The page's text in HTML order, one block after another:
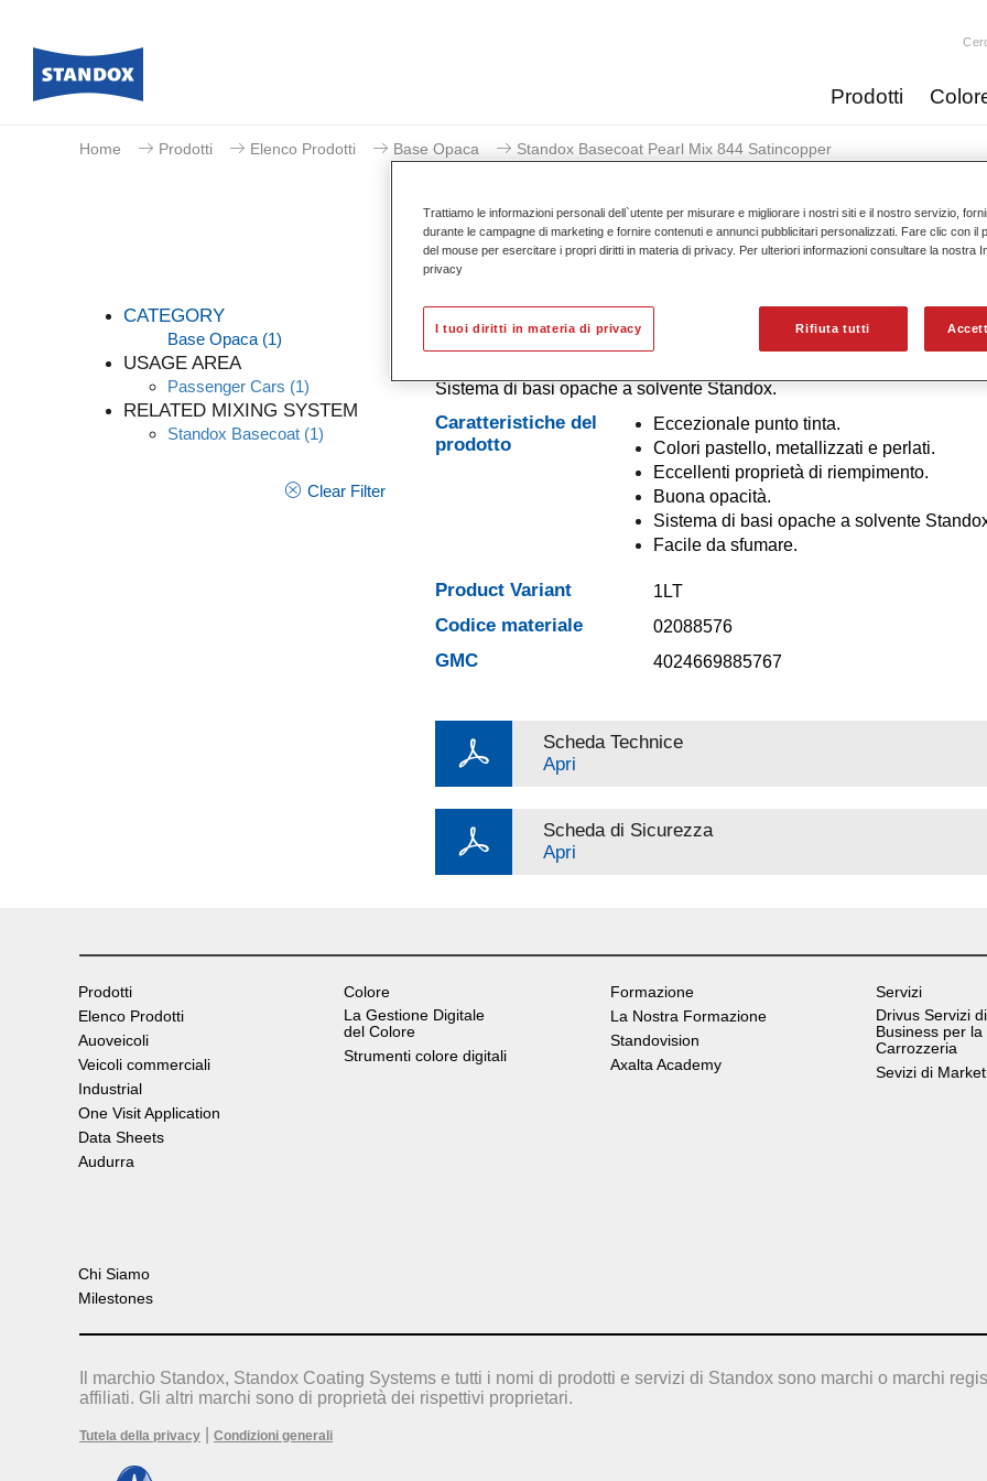
Prodotti
Home Prodotti Elenco Prodotti Base Opaca Standox Basecoat Pearl Mix 844 Satincopper
CATEGORY
Base Opaca (1)
USAGE AREA
Passenger Cars (1)
RELATED MIXING SYSTEM
Standox Basecoat (1)
Clear Filter
Standox Basecoat Pearl
Sistema di basi opache a solvente Standox.
Caratteristiche del
prodotto
Eccezionale punto tinta.
Colori pastello, metallizzati e perlati.
Eccellenti proprietà di riempimento.
Buona opacità.
Sistema di basi opache a solvente
Facile da sfumare.
Product Variant 1LT
Codice materiale 02088576
GMC 4024669885767
Scheda Technice
Apri
Scheda di Sicurezza
Apri
Prodotti
Elenco Prodotti
Auoveicoli
Veicoli commerciali
Industrial
One Visit Application
Data Sheets
Audurra
Colore
La Gestione Digitale
del Colore
Strumenti colore digitali
Formazione
La Nostra Formazione
Standovision
Axalta Academy
Servizi
Drivus Servizi di
Business per la
Carrozzeria
Sevizi di
Chi Siamo
Milestones
Il marchio Standox, Standox Coating Systems e tutti i nomi di prodotti e servizi di Standox sono marchi o marchi
affiliati. Gli altri marchi sono di proprietà dei rispettivi proprietari.
Tutela della privacy Condizioni generali
Trattiamo le informazioni personali dell`utente per misurare e migliorare i nostri siti e il nostro servizio,
durante le campagne di marketing e fornire contenuti e annunci pubblicitari personalizzati. Fare clic con il
del mouse per esercitare i propri diritti in materia di privacy. Per ulteriori informazioni consultare la nostra
privacy
Rifiuta tutti
I tuoi diritti in materia di privacy